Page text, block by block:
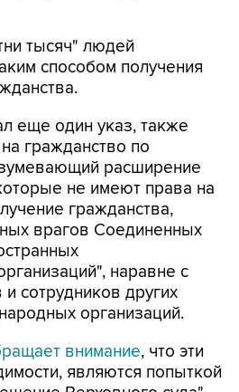
тысяч" людей
способом получения
еще один указ, также
гражданство по
расширение
не имеют права на
гражданства,
врагов Соединенных
наравне с
сотрудников других
организаций.
внимание, что эти
являются попыткой